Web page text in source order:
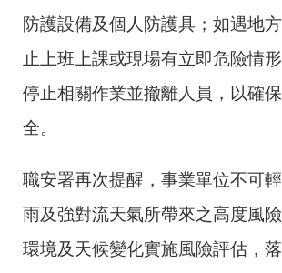
防護設備及個人防護具；如遇地
止上班上課或現場有立即危險情
停止相關作業並撤離人員，以確
全。
職安署再次提醒，事業單位不可
雨及強對流天氣所帶來之高度風
環境及天候變化實施風險評估，